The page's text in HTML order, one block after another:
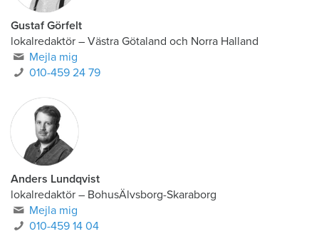
Gustaf Görfelt
lokalredaktör – Västra Götaland och Norra Halland
Mejla mig
010-459 24 79
Anders Lundqvist
lokalredaktör – BohusÄlvsborg-Skaraborg
Mejla mig
010-459 14 04